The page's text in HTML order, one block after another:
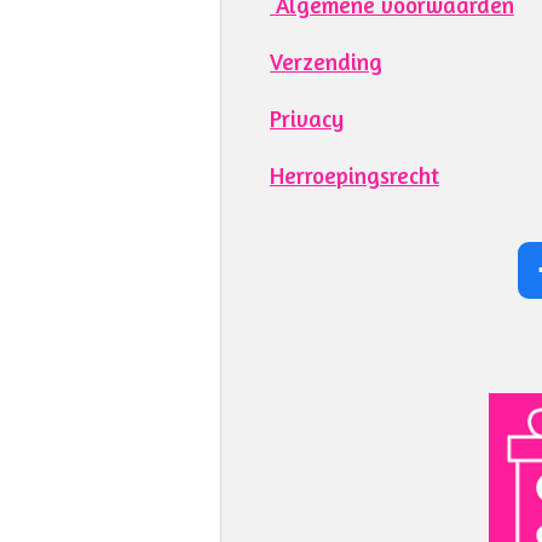
Verzending
Privacy
Herroepingsrecht